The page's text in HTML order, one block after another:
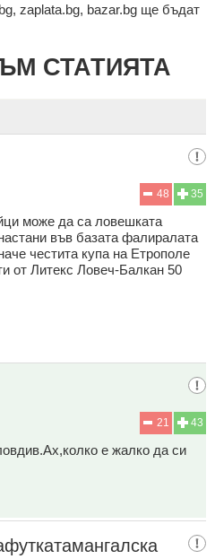
zaplata.bg, bazar.bg ще бъдат
СТАТИЯТА
35
48
може да са ловешката
във базата фалиралата
честита купа на Етрополе
от Литекс Ловеч-Балкан 50
43
21
е жалко да си